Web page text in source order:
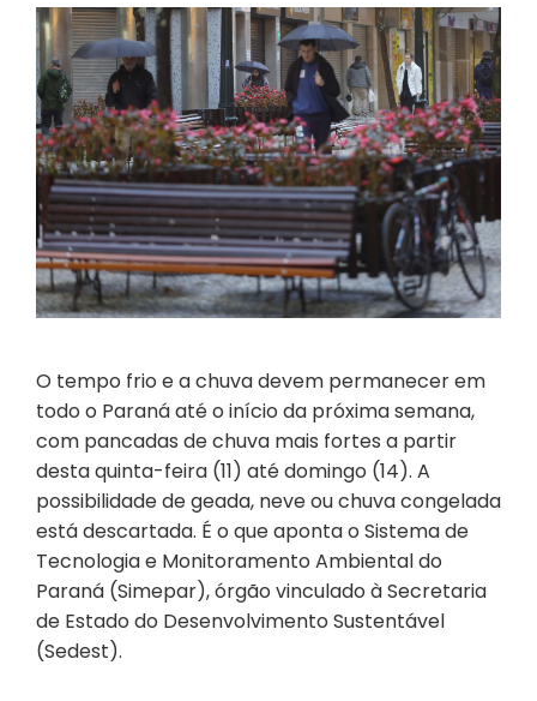
O tempo frio e a chuva devem permanecer em
todo o Paraná até o início da próxima semana,
com pancadas de chuva mais fortes a partir
desta quinta-feira (11) até domingo (14). A
possibilidade de geada, neve ou chuva congelada
está descartada. É o que aponta o Sistema de
Tecnologia e Monitoramento Ambiental do
Paraná (Simepar), órgão vinculado à Secretaria
de Estado do Desenvolvimento Sustentável
(Sedest).